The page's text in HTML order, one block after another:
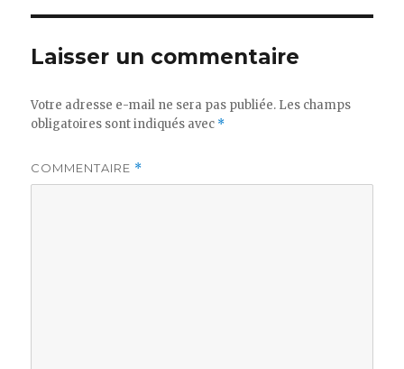
Laisser un commentaire
Votre adresse e-mail ne sera pas publiée. Les champs
obligatoires sont indiqués avec *
COMMENTAIRE *